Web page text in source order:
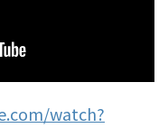
watch?